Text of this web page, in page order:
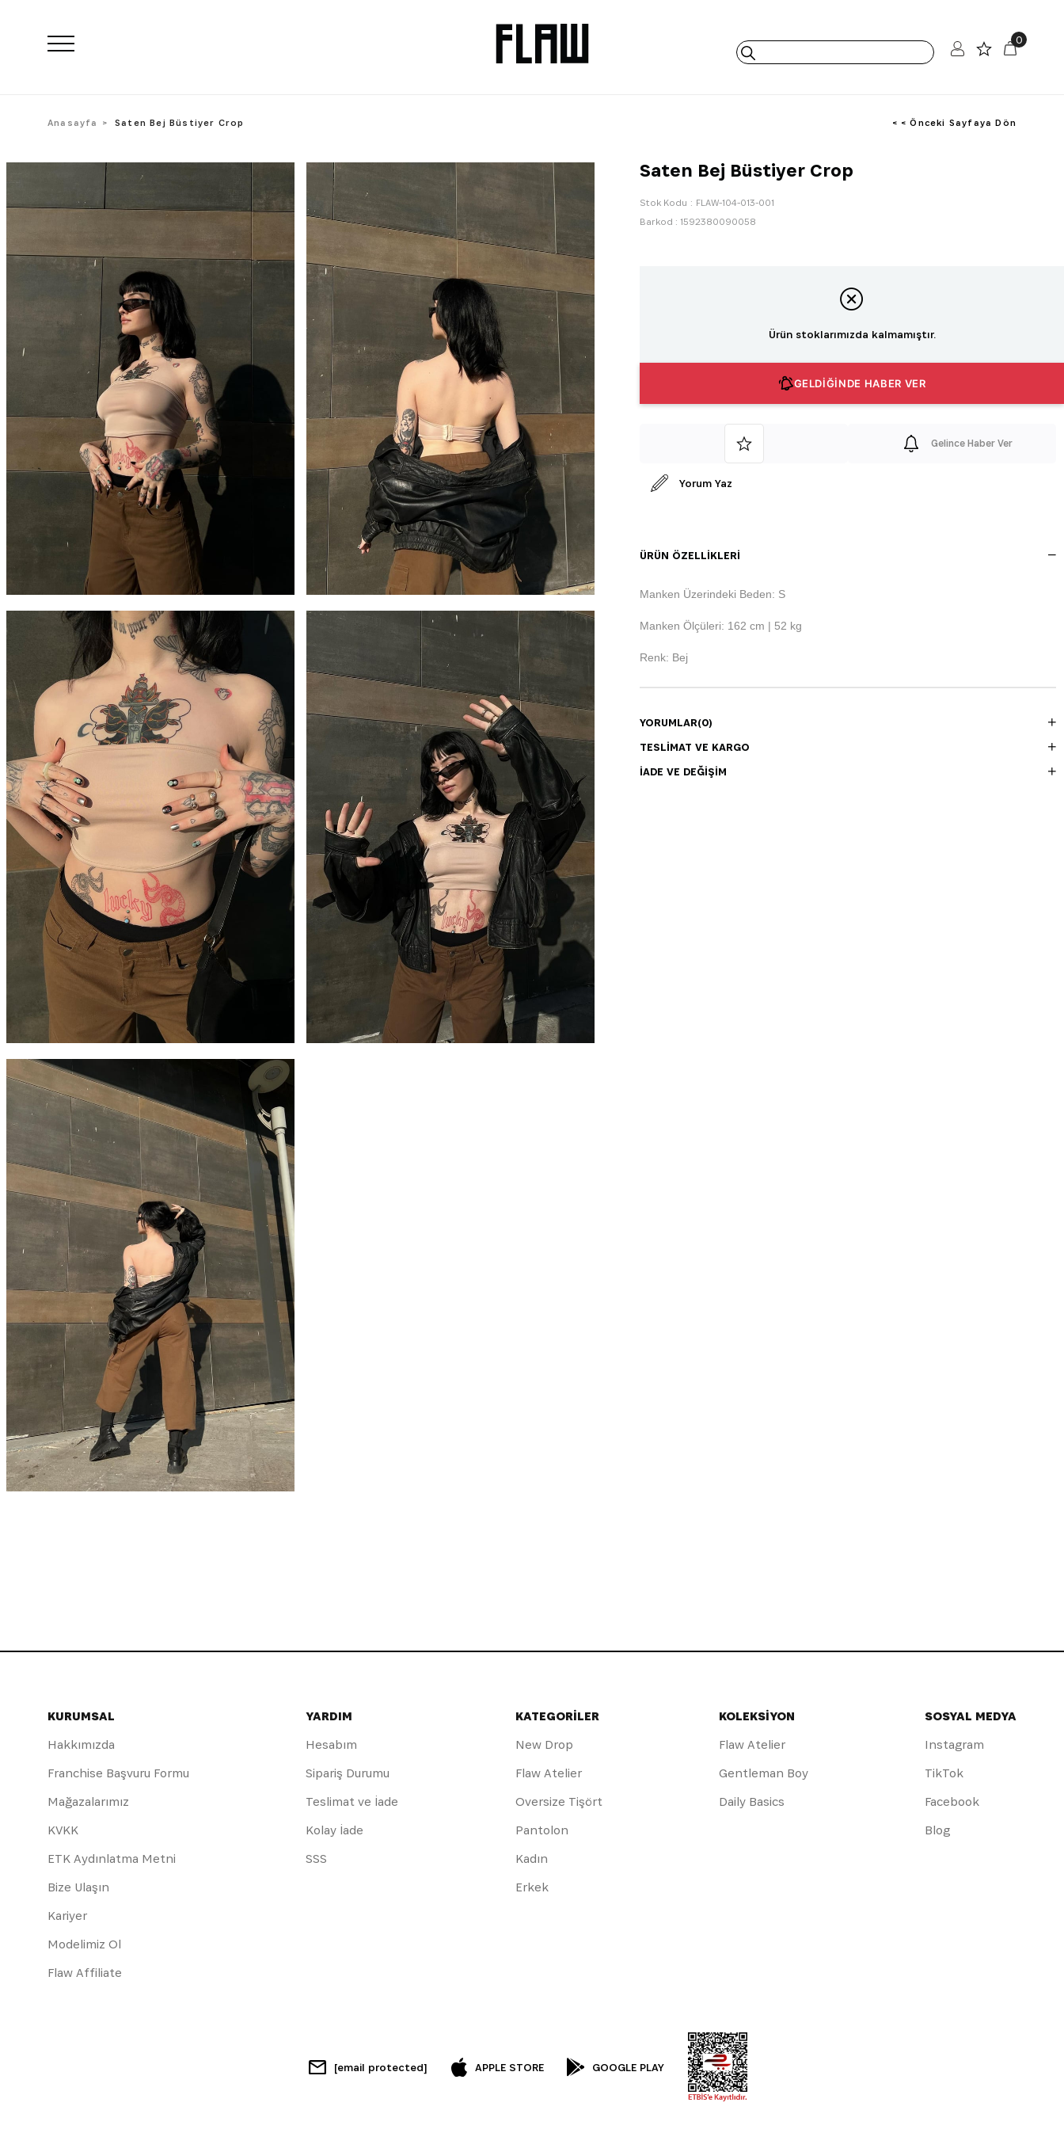
0
Anasayfa Saten Bej Büstiyer Crop < < Önceki Sayfaya Dön
Saten Bej Büstiyer Crop
Stok Kodu
FLAW-104-013-001
Barkod : 1592380090058
Ürün stoklarımızda kalmamıştır.
GELDİĞİNDE HABER VER
Gelince Haber Ver
Yorum Yaz
ÜRÜN ÖZELLIKLERI
Manken Üzerindeki Beden: S
Manken Ölçüleri: 162 cm | 52 kg
Renk: Bej
YORUMLAR(0)
TESLIMAT VE KARGO
İADE VE DEĞIŞIM
KURUMSAL
Hakkımızda
Franchise Başvuru Formu
Mağazalarımız
KVKK
ETK Aydınlatma Metni
Bize Ulaşın
Kariyer
Modelimiz Ol
Flaw Affiliate
YARDIM
Hesabım
Sipariş Durumu
Teslimat ve İade
Kolay İade
SSS
KATEGORİLER
New Drop
Flaw Atelier
Oversize Tişört
Pantolon
Kadın
Erkek
KOLEKSİYON
Flaw Atelier
Gentleman Boy
Daily Basics
SOSYAL MEDYA
Instagram
TikTok
Facebook
Blog
[email protected] APPLE STORE GOOGLE PLAY